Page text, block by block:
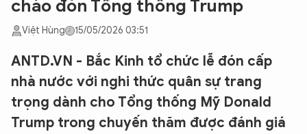
chào đón Tổng thống Trump
Việt Hùng 15/05/2026 03:51
ANTD.VN - Bắc Kinh tổ chức lễ đón cấp
nhà nước với nghi thức quân sự trang
trọng dành cho Tổng thống Mỹ Donald
Trump trong chuyến thăm được đánh giá